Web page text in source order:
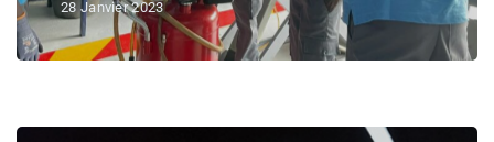
28 Janvier 2023